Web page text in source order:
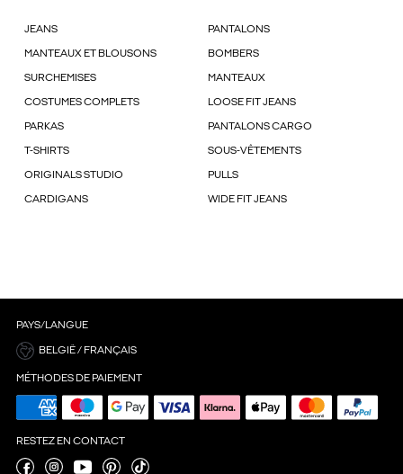
JEANS PANTALONS
MANTEAUX ET BLOUSONS BOMBERS
SURCHEMISES MANTEAUX
COSTUMES COMPLETS LOOSE FIT JEANS
PARKAS PANTALONS CARGO
T-SHIRTS SOUS-VÊTEMENTS
ORIGINALS STUDIO PULLS
CARDIGANS WIDE FIT JEANS
PAYS/LANGUE
BELGIË / FRANÇAIS
MÉTHODES DE PAIEMENT
RESTEZ EN CONTACT